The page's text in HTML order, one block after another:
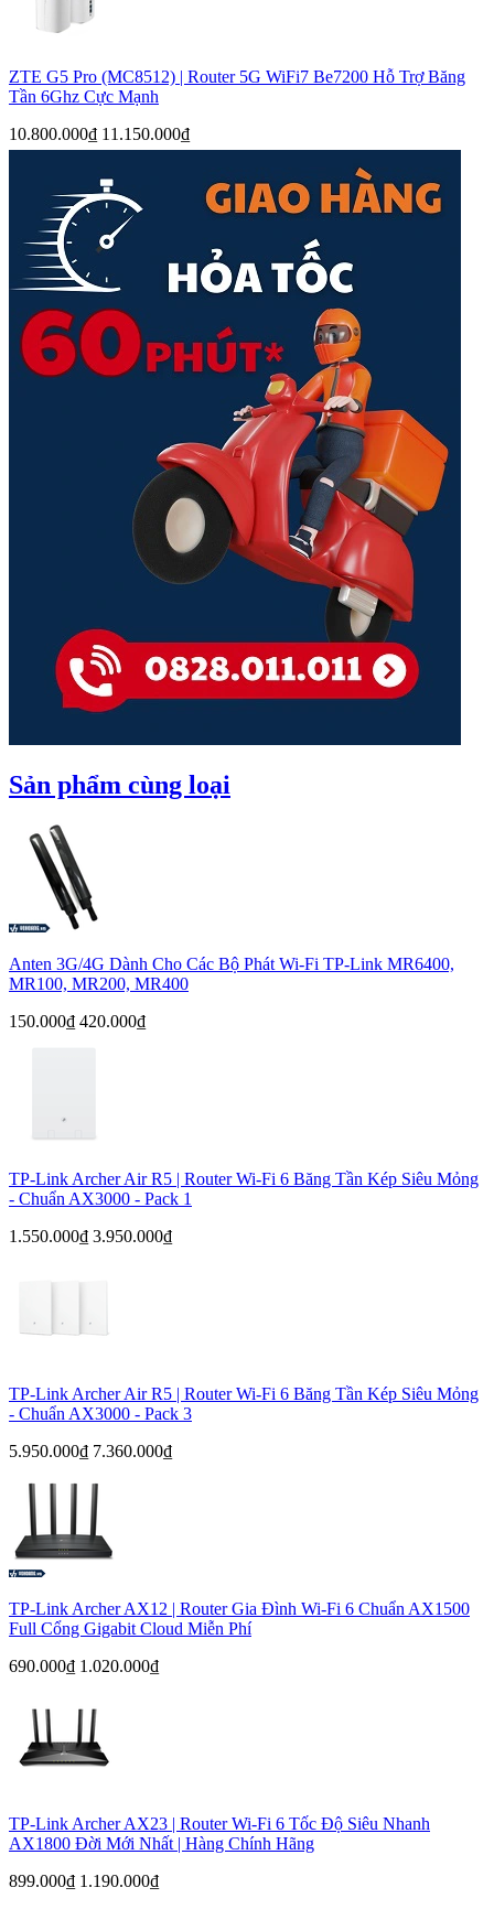
ZTE G5 Pro (MC8512) | Router 5G WiFi7 Be7200 Hỗ Trợ Băng
Tần 6Ghz Cực Mạnh
10.800.000₫ 11.150.000₫
Sản phẩm cùng loại
Anten 3G/4G Dành Cho Các Bộ Phát Wi-Fi TP-Link MR6400,
MR100, MR200, MR400
150.000₫ 420.000₫
TP-Link Archer Air R5 | Router Wi-Fi 6 Băng Tần Kép Siêu Mỏng
- Chuẩn AX3000 - Pack 1
1.550.000₫ 3.950.000₫
TP-Link Archer Air R5 | Router Wi-Fi 6 Băng Tần Kép Siêu Mỏng
- Chuẩn AX3000 - Pack 3
5.950.000₫ 7.360.000₫
TP-Link Archer AX12 | Router Gia Đình Wi-Fi 6 Chuẩn AX1500
Full Cổng Gigabit Cloud Miễn Phí
690.000₫ 1.020.000₫
TP-Link Archer AX23 | Router Wi-Fi 6 Tốc Độ Siêu Nhanh
AX1800 Đời Mới Nhất | Hàng Chính Hãng
899.000₫ 1.190.000₫